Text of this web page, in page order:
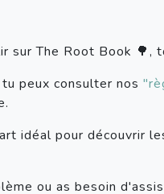
sur The Root Book
peux consulter nos
idéal pour découvrir
ou as besoin